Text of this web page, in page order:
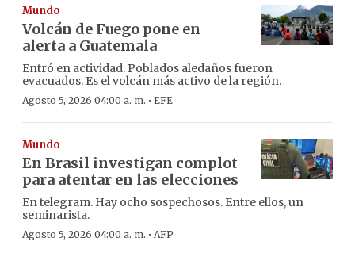
Mundo
Volcán de Fuego pone en
alerta a Guatemala
Entró en actividad. Poblados aledaños fueron
evacuados. Es el volcán más activo de la región.
Agosto 5, 2026 04:00 a. m. · EFE
Mundo
En Brasil investigan complot
para atentar en las elecciones
En telegram. Hay ocho sospechosos. Entre ellos, un
seminarista.
Agosto 5, 2026 04:00 a. m. · AFP